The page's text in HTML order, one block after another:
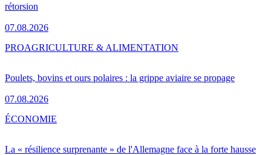
rétorsion
07.08.2026
Poulets, bovins et ours polaires : la grippe aviaire se propage
07.08.2026
PROAGRICULTURE & ALIMENTATION
La « résilience surprenante » de l'Allemagne face à la forte hausse
ÉCONOMIE